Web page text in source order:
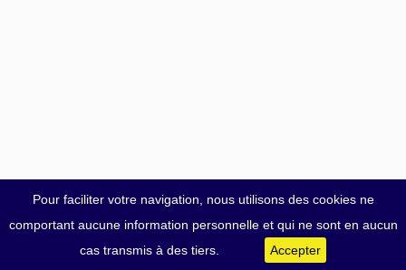
Pour faciliter votre navigation, nous utilisons des cookies ne
comportant aucune information personnelle et qui ne sont en aucun
cas transmis à des tiers.
Accepter